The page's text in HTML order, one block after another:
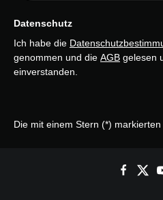
Datenschutz
Ich habe die
genommen und die AGB gelesen
einverstanden.
Die mit einem Stern (*)